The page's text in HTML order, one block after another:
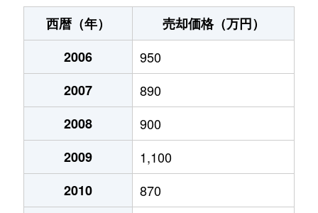
月寒中央通
3,000万円 月寒中央
月寒中央通
2,000万円
月寒中央通
260万円
月寒中央通
3,000万円
月寒中央通
3,300万円
月寒西１条
2,900万円
西暦（年）
売却価格（万円）
2006
950
2007
890
2008
900
2009
1,100
2010
870